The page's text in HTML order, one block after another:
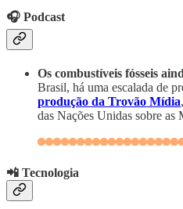
🎧 Podcast
Os combustíveis fósseis
Brasil, há uma escalada de
produção da Trovão Mídia
das Nações Unidas sobre as
📲 Tecnologia